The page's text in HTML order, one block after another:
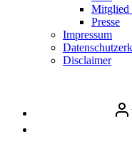
Mitglied
Presse
Impressum
Disclaimer